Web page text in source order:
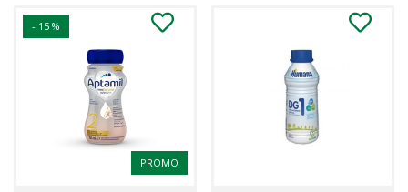
- 15 %
PROMO